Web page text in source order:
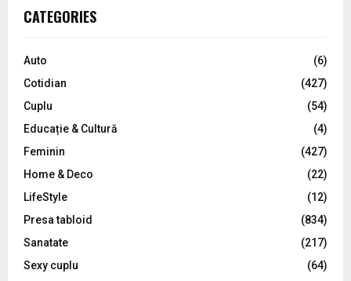
h
o
:
C
CATEGORIES
Auto
(6)
Cotidian
(427)
Cuplu
(54)
Educație & Cultură
(4)
Feminin
(427)
Home & Deco
(22)
LifeStyle
(12)
Presa tabloid
(834)
Sanatate
(217)
Sexy cuplu
(64)